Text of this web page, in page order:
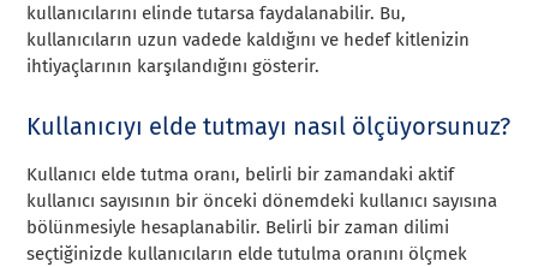
kullanıcılarını elinde tutarsa faydalanabilir. Bu,
kullanıcıların uzun vadede kaldığını ve hedef kitlenizin
ihtiyaçlarının karşılandığını gösterir.
Kullanıcıyı elde tutmayı nasıl ölçüyorsunuz?
Kullanıcı elde tutma oranı, belirli bir zamandaki aktif
kullanıcı sayısının bir önceki dönemdeki kullanıcı sayısına
bölünmesiyle hesaplanabilir. Belirli bir zaman dilimi
seçtiğinizde kullanıcıların elde tutulma oranını ölçmek